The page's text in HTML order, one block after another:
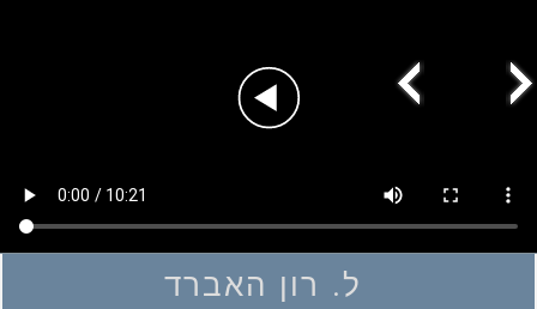
ל. רון האברד
Play